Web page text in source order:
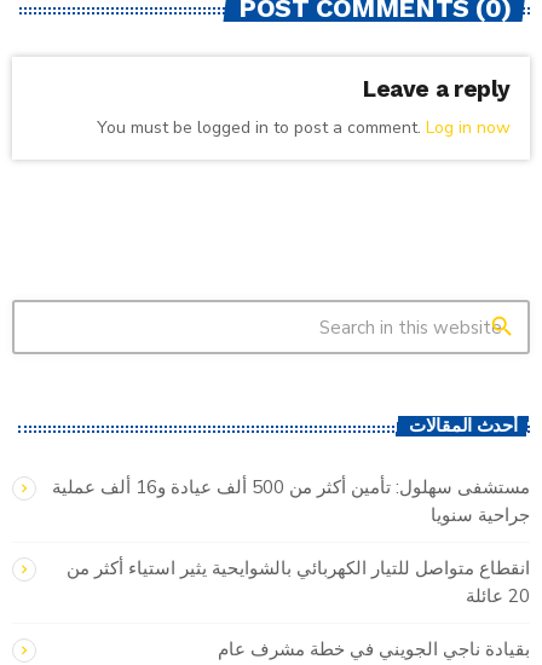
POST COMMENTS (0)
Leave a reply
You must be logged in to post a comment. Log in now
search
أحدث المقالات
مستشفى سهلول: تأمين أكثر من 500 ألف عيادة و16 ألف عملية
جراحية سنويا
انقطاع متواصل للتيار الكهربائي بالشوايحية يثير استياء أكثر من
20 عائلة
بقيادة ناجي الجويني في خطة مشرف عام